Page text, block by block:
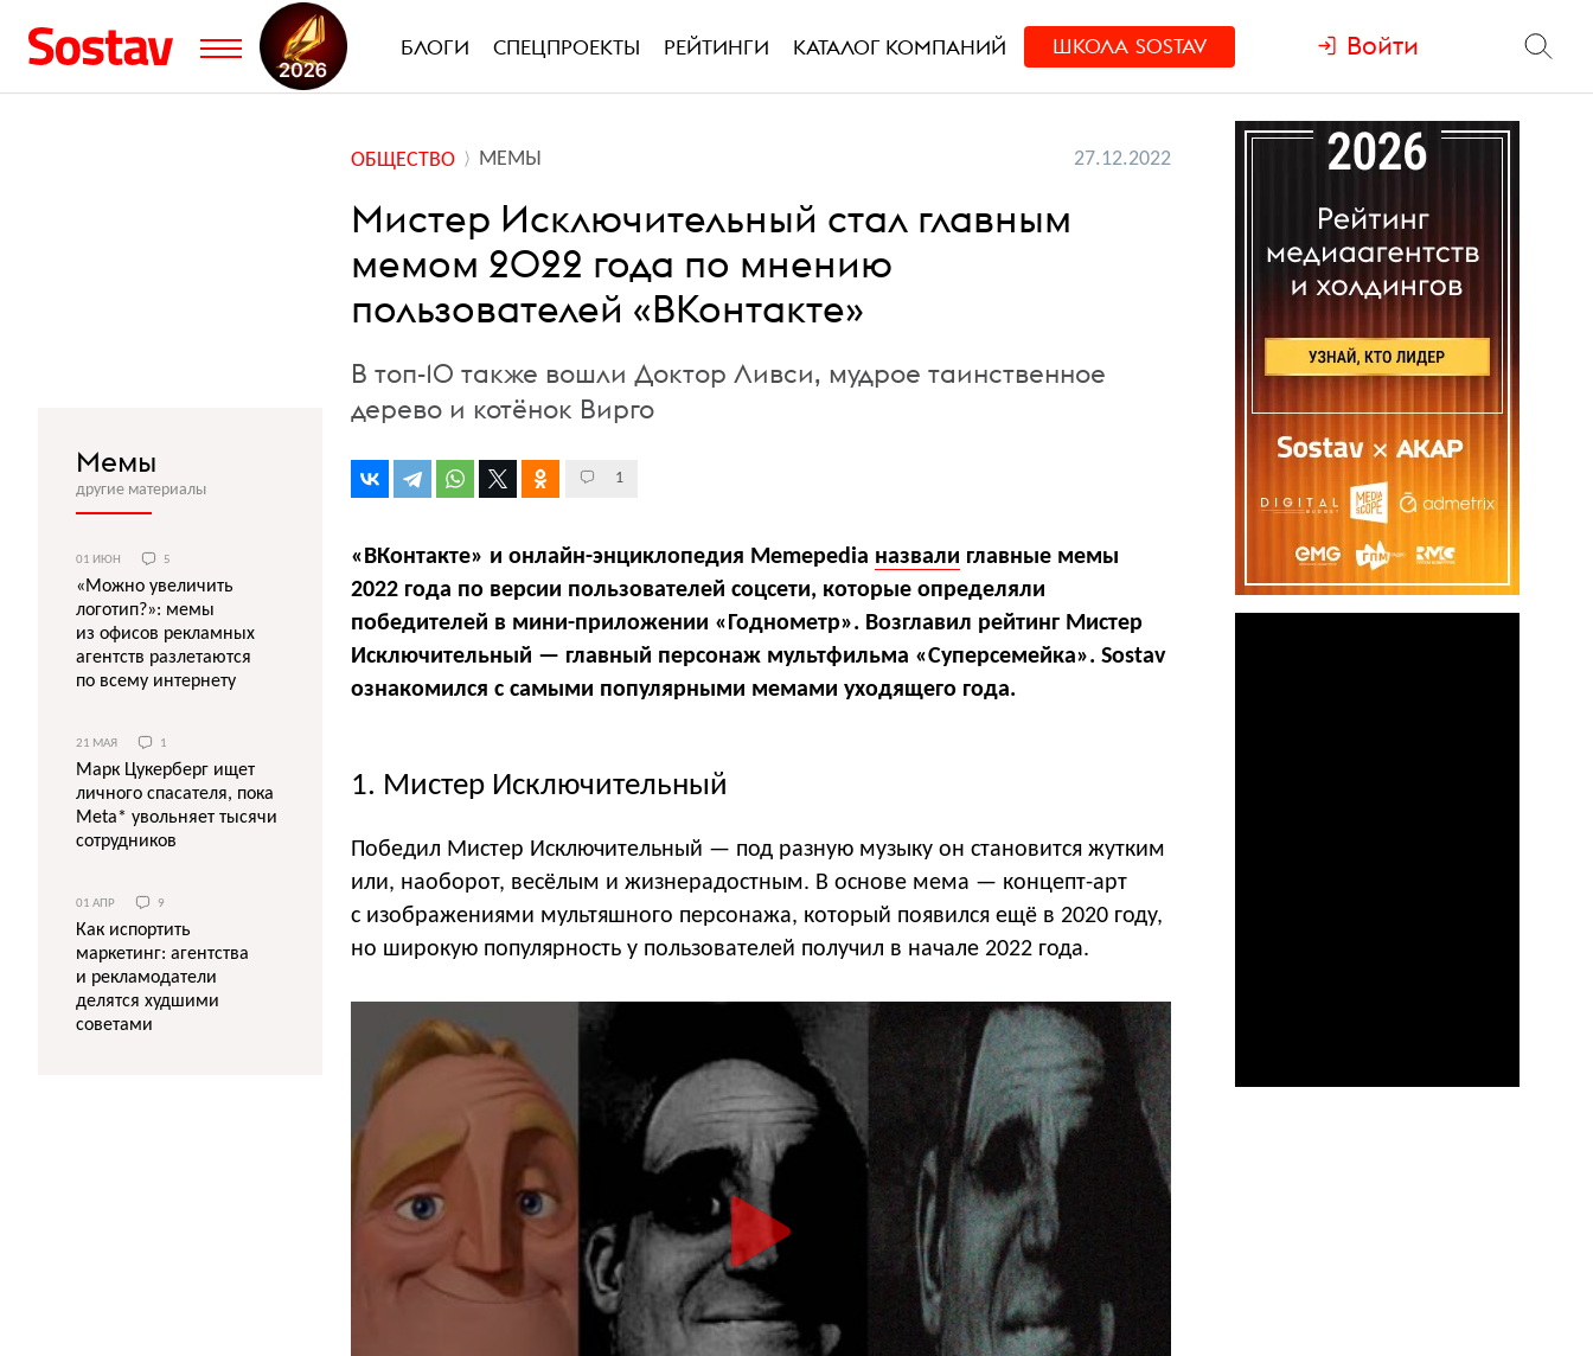
БЛОГИ СПЕЦПРОЕКТЫ РЕЙТИНГИ КАТАЛОГ КОМПАНИЙ ШКОЛА SOSTAV Войти
ОБЩЕСТВО МЕМЫ 27.12.2022
Мистер Исключительный стал главным
мемом 2022 года по мнению
пользователей «ВКонтакте»
В топ-10 также вошли Доктор Ливси, мудрое таинственное
дерево и котёнок Вирго
1
«ВКонтакте» и онлайн-энциклопедия Memepedia назвали главные​​ мемы
2022 года по версии пользователей соцсети, которые определяли
победителей в мини-приложении «Годнометр». Возглавил рейтинг Мистер
Исключительный — главный персонаж мультфильма «Суперсемейка». Sostav
ознакомился с самыми популярными​​ мемами уходящего года.
1. Мистер Исключительный
Победил Мистер Исключительный — под разную музыку он становится жутким
или, наоборот, весёлым и жизнерадостным. В основе мема — концепт-арт
с изображениями мультяшного персонажа, который появился ещё в 2020 году,
но широкую популярность у пользователей получил в начале 2022 года.
Мемы
другие материалы
01 ИЮН 5
«Можно увеличить
логотип?»: мемы
из офисов рекламных
агентств разлетаются
по всему интернету
21 МАЯ 1
Марк Цукерберг ищет
личного спасателя, пока
Meta* увольняет тысячи
сотрудников
01 АПР 9
Как испортить
маркетинг: агентства
и рекламодатели
делятся худшими
советами